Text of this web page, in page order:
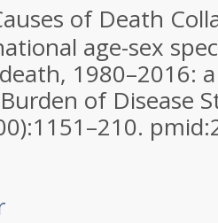
of Death
age-sex
1980–2016:
of Disease